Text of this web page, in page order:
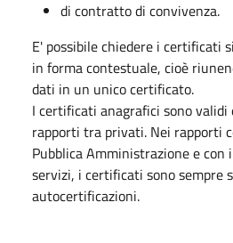
di contratto di convivenza.
E' possibile chiedere i certificati
in forma contestuale, cioè
dati in un unico certificato.
I certificati anagrafici sono
rapporti tra privati. Nei rapporti
Pubblica Amministrazione e con
servizi, i certificati sono sempre
autocertificazioni.